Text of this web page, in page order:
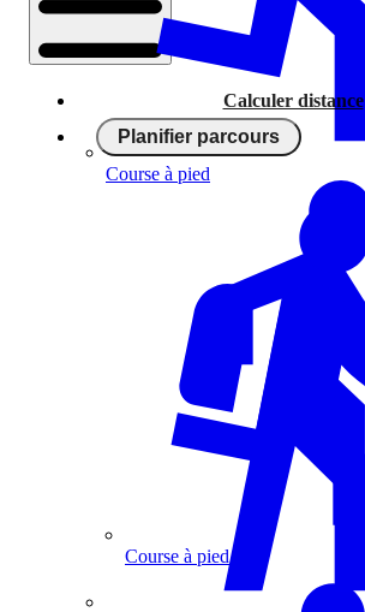
Calculer distance
Planifier parcours
Course à pied
Course à pied